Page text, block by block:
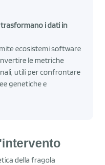
i dati in
ecosistemi software
le metriche
utili per confrontare
genetiche e
della fragola